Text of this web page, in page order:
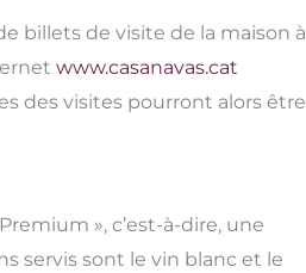
billets de visite de la maison à
www.casanavas.cat
des visites pourront alors être
», c’est-à-dire, une
servis sont le vin blanc et le